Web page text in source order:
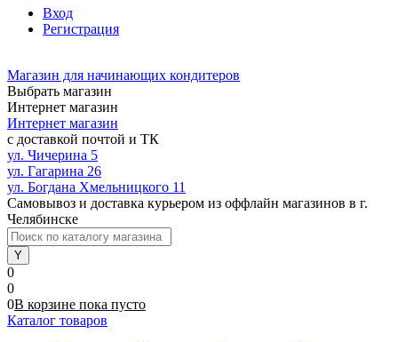
Вход
Регистрация
Магазин для начинающих кондитеров
Выбрать магазин
Интернет магазин
Интернет магазин
с доставкой почтой и ТК
ул. Чичерина 5
ул. Гагарина 26
ул. Богдана Хмельницкого 11
Самовывоз и доставка курьером из оффлайн магазинов в г.
Челябинске
0
0
0В корзине пока пусто
Каталог товаров